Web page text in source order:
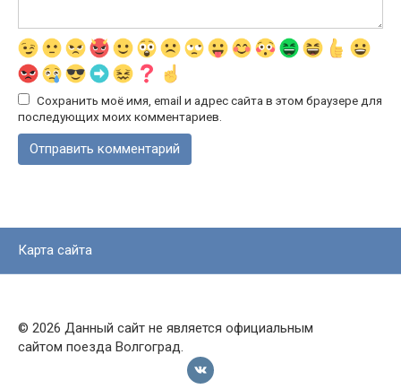
Сохранить моё имя, email и адрес сайта в этом браузере для
последующих моих комментариев.
Карта сайта
© 2026 Данный сайт не является официальным
сайтом поезда Волгоград.